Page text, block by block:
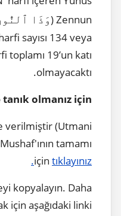
Zennun ( وَذَا
sayısı 134 veya
toplamı 19’un katı
olmayacaktı.
olmanız için;
verilmiştir (Utmani
tamamı
için tıklayınız.
kopyalayın. Daha
için aşağıdaki linki